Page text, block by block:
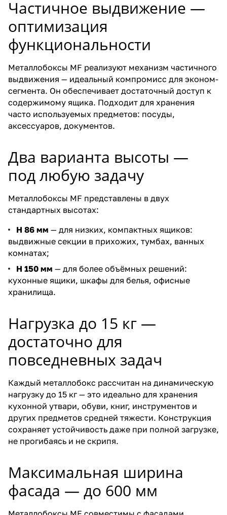
Частичное выдвижение —
оптимизация
функциональности
Металлобоксы MF реализуют механизм частичного
выдвижения — идеальный компромисс для эконом-
сегмента. Он обеспечивает достаточный доступ к
содержимому ящика. Подходит для хранения
часто используемых предметов: посуды,
аксессуаров, документов.
Два варианта высоты —
под любую задачу
Металлобоксы MF представлены в двух
стандартных высотах:
Н 86 мм — для низких, компактных ящиков:
выдвижные секции в прихожих, тумбах, ванных
комнатах;
Н 150 мм — для более объёмных решений:
кухонные ящики, шкафы для белья, офисные
хранилища.
Нагрузка до 15 кг —
достаточно для
повседневных задач
Каждый металлобокс рассчитан на динамическую
нагрузку до 15 кг — это идеально для хранения
кухонной утвари, обуви, книг, инструментов и
других предметов средней тяжести. Конструкция
сохраняет устойчивость даже при полной загрузке,
не прогибаясь и не скрипя.
Максимальная ширина
фасада — до 600 мм